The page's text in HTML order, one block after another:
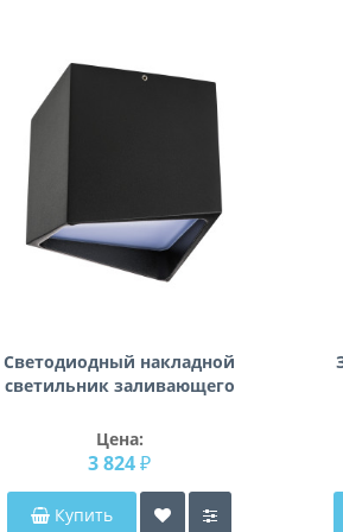
Светодиодный накладной
светильник заливающего
211477
Цена:
3 824 ₽
Купить